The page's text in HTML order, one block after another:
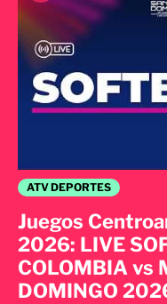
ATV DEPORTES
Juegos
2026: LIVE
COLOMBIA vs
DOMINGO